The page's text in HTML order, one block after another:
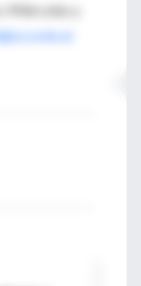
Miércoles y